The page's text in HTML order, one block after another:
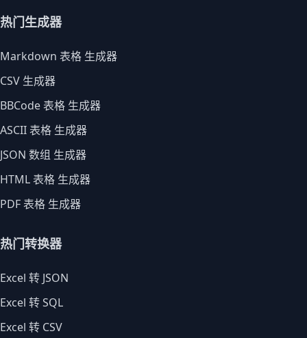
热门生成器
Markdown 表格 生成器
CSV 生成器
BBCode 表格 生成器
ASCII 表格 生成器
JSON 数组 生成器
HTML 表格 生成器
PDF 表格 生成器
热门转换器
Excel 转 JSON
Excel 转 SQL
Excel 转 CSV